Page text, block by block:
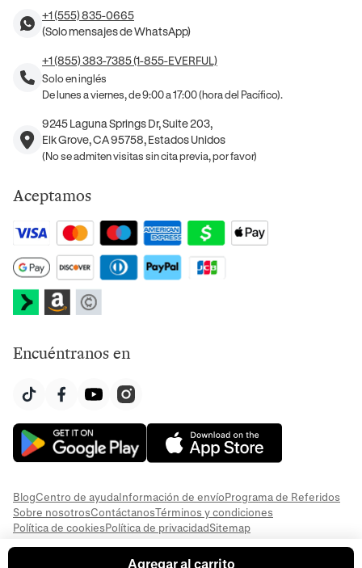
Agregar al carrito
+1 (555) 835-0665
(Solo mensajes de WhatsApp)
+1 (855) 383-7385 (1-855-EVERFUL)
Solo en inglés
De lunes a viernes, de 9:00 a 17:00 (hora del Pacífico).
9245 Laguna Springs Dr, Suite 203,
Elk Grove, CA 95758, Estados Unidos
(No se admiten visitas sin cita previa, por favor)
Aceptamos
Encuéntranos en
BlogCentro de ayudaInformación de envíoPrograma de Referidos
Sobre nosotrosContáctanosTérminos y condiciones
Política de cookiesPolítica de privacidadSitemap